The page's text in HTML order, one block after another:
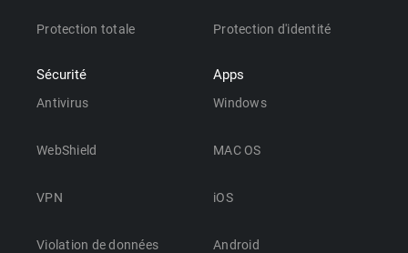
Protection totale
Sécurité
Antivirus
WebShield
VPN
Violation de données
Protection d'identité
Apps
Windows
MAC OS
iOS
Android